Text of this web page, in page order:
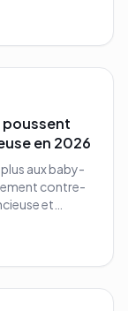
poussent
en 2026
aux baby-
contre-
et